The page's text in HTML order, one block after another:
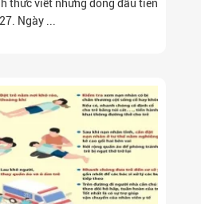
thức viết những dòng đầu tiên
Ngày ...